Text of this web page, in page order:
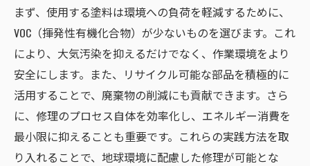
まず、使用する塗料は環境への負荷を軽減するために、
VOC（揮発性有機化合物）が少ないものを選びます。これ
により、大気汚染を抑えるだけでなく、作業環境をより
安全にします。また、リサイクル可能な部品を積極的に
活用することで、廃棄物の削減にも貢献できます。さら
に、修理のプロセス自体を効率化し、エネルギー消費を
最小限に抑えることも重要です。これらの実践方法を取
り入れることで、地球環境に配慮した修理が可能とな